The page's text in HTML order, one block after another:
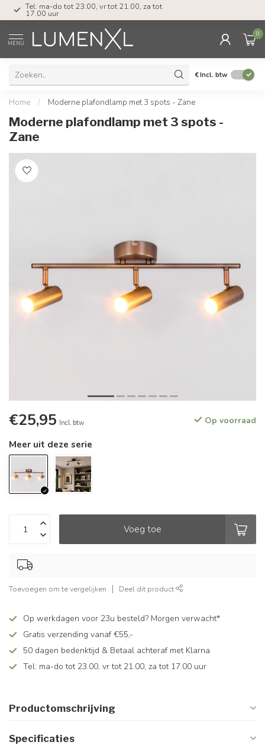
Tel: ma-do tot 23.00, vr tot 21.00, za tot
17.00 uur
MENU
0
€Incl. btw
Home / Moderne plafondlamp met 3 spots - Zane
Moderne plafondlamp met 3 spots -
Zane
€25,95 Incl. btw Op voorraad
Meer uit deze serie
Voeg toe
Toevoegen om te vergelijken Deel dit product
Op werkdagen voor 23u besteld? Morgen verwacht*
Gratis verzending vanaf €55,-
50 dagen bedenktijd & Betaal achteraf met Klarna
Tel: ma-do tot 23.00, vr tot 21.00, za tot 17.00 uur
Productomschrijving
Specificaties